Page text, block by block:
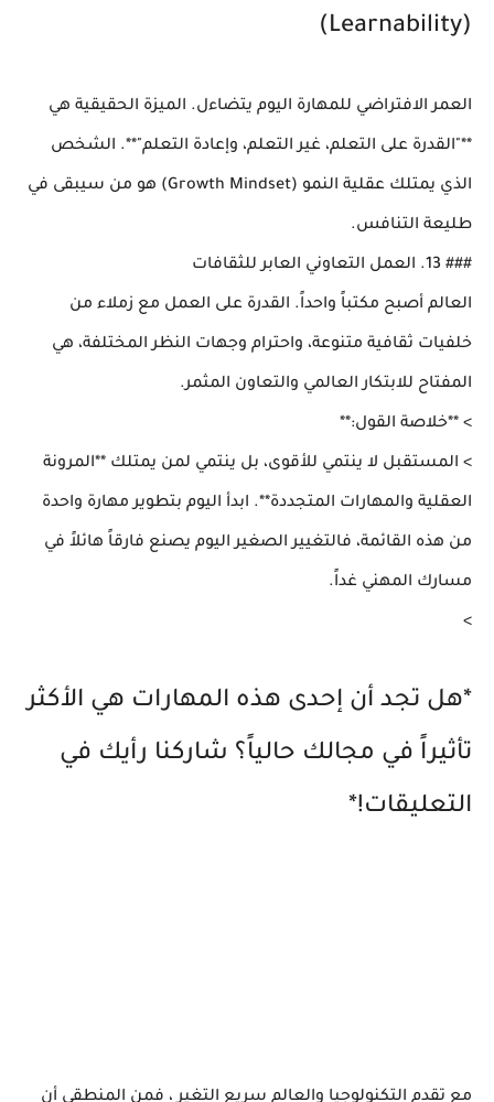
(Learnability)
العمر الافتراضي للمهارة اليوم يتضاءل. الميزة الحقيقية هي
**"القدرة على التعلم، غير التعلم، وإعادة التعلم"**. الشخص
الذي يمتلك عقلية النمو (Growth Mindset) هو من سيبقى في
طليعة التنافس.
### 13. العمل التعاوني العابر للثقافات
العالم أصبح مكتباً واحداً. القدرة على العمل مع زملاء من
خلفيات ثقافية متنوعة، واحترام وجهات النظر المختلفة، هي
المفتاح للابتكار العالمي والتعاون المثمر.
> **خلاصة القول:**
> المستقبل لا ينتمي للأقوى، بل ينتمي لمن يمتلك **المرونة
العقلية والمهارات المتجددة**. ابدأ اليوم بتطوير مهارة واحدة
من هذه القائمة، فالتغيير الصغير اليوم يصنع فارقاً هائلاً في
مسارك المهني غداً.
>
*هل تجد أن إحدى هذه المهارات هي الأكثر
تأثيراً في مجالك حالياً؟ شاركنا رأيك في
التعليقات!*
مع تقدم التكنولوجيا والعالم سريع التغير ، فمن المنطقي أن